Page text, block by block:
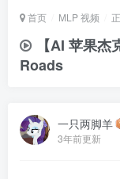
首页 MLP 视频
【AI 苹果
Roads
一只两脚羊
3年前更新